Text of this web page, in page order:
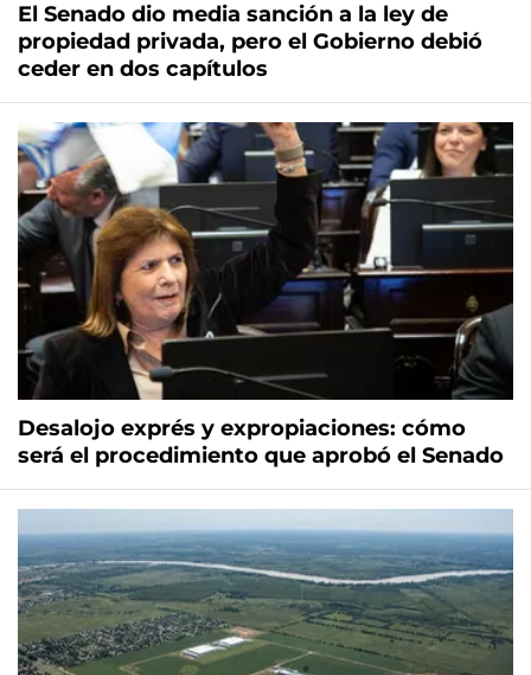
El Senado dio media sanción a la ley de
propiedad privada, pero el Gobierno debió
ceder en dos capítulos
Desalojo exprés y expropiaciones: cómo
será el procedimiento que aprobó el Senado